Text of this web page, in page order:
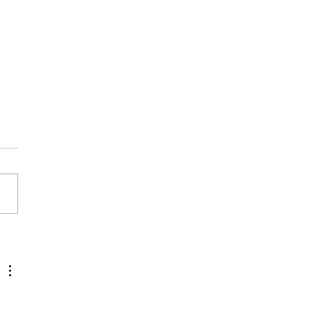
terčom sú aj